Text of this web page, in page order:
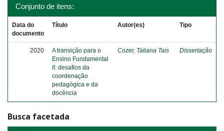
Conjunto de itens:
Data do
documento
Título Autor(es) Tipo
2020
A transição para o
Ensino Fundamental
II: desafios da
coordenação
pedagógica e da
docência
Cozer, Tatiana Tais Dissertação
Busca facetada